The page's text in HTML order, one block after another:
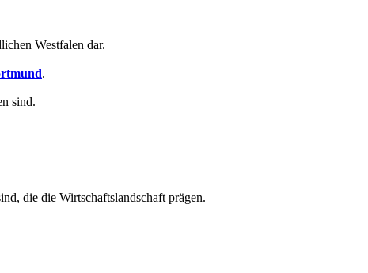
Westfalen dar.
.
sind.
die die Wirtschaftslandschaft prägen.